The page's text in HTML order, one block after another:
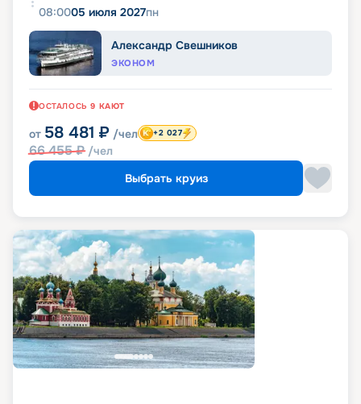
08:0005 июля 2027пн
Александр Свешников
ЭКОНОМ
ОСТАЛОСЬ 9 КАЮТ
от 58 481 ₽ /чел
66 455₽ /чел
+2 027
Выбрать круиз